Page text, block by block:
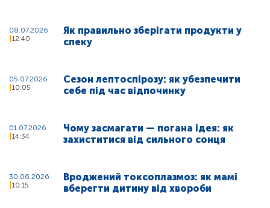
08.07.2026
12:40
Як правильно зберігати продукти у
спеку
05.07.2026
10:05
Сезон лептоспірозу: як убезпечити
себе під час відпочинку
01.07.2026
14:34
Чому засмагати — погана ідея: як
захиститися від сильного сонця
30.06.2026
10:15
Вроджений токсоплазмоз: як мамі
вберегти дитину від хвороби